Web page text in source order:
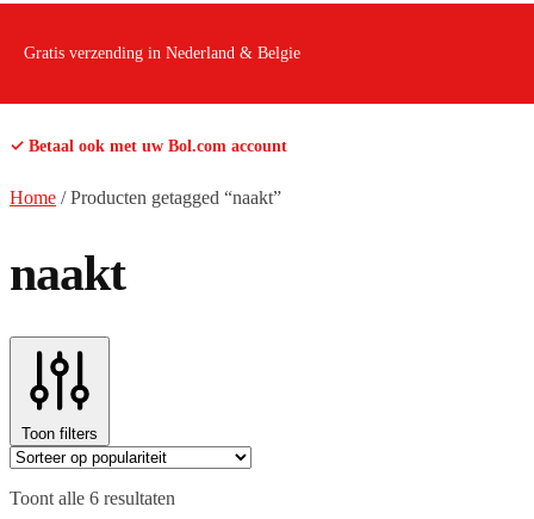
Gratis verzending in Nederland & Belgie
✓ Betaal ook met uw Bol.com account
Home /Producten getagged “naakt”
naakt
Toon filters
Toont alle 6 resultaten